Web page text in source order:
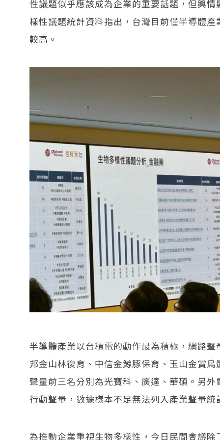
性議題似乎應該成為企業的重要話題，但輿
樣性議題統計資料指出，台灣目前僅半導體
較高。
半導體產業以台積電的動作最為積極，網路
邦金山林復育、中信金鯨豚保育、玉山金賞
聲量前三名分別為光寶科、廣達、華碩。另
行動聲量，數據樣本不足無法列入產業聲量統
為推動企業重視生物多樣性，今日民間會議